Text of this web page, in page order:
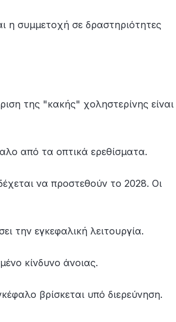
η συμμετοχή σε δραστηριότητες
της "κακής" χοληστερίνης είναι
από τα οπτικά ερεθίσματα.
να προστεθούν το 2028. Οι
την εγκεφαλική λειτουργία.
κίνδυνο άνοιας.
βρίσκεται υπό διερεύνηση.